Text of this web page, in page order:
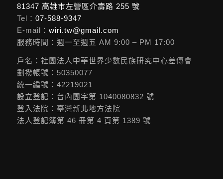
81347 高雄市左營區介壽路 255 號
Tel： 07-588-9347
E-mail： wiri.tw@gmail.com
服務時間：週一至週五 AM 9:00 – PM 17:00
戶名：社團法人中華世界少數民族研究中心差傳會
劃撥帳號：50350077
統一編號：42219021
設立登記：台內團字第 1040080832 號
登入法院：臺灣新北地方法院
法人登記簿第 46 冊第 4 頁第 1389 號